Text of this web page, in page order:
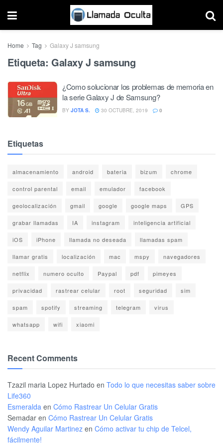
Home Tag Galaxy J samsung
Etiqueta: Galaxy J samsung
¿Como solucionar los problemas de memoria en
la serie Galaxy J de Samsung?
BY JOTA S. 30 OCTUBRE, 2019 0
Etiquetas
almacenamiento android bateria bizum chrome
control parental email emulador facebook
geolocalización gmail google google maps GPS
grabar llamadas IA instagram inteligencia artificial
iOS iPhone llamada no deseada llamadas spam
llamar gratis localización mac mspy navegadores
netflix numero oculto Paypal pdf pimeyes
privacidad rastrear celular root seguridad sim
spam spotify streaming telegram virus
whatsapp wifi xiaomi
Recent Comments
Tzazil maria Lopez Hurtado en Todo lo que necesitas saber sobre
Life360
Esmeralda en Cómo Rastrear Un Celular Gratis
Semadar en Cómo Rastrear Un Celular Gratis
Wendy Aguilar Martinez en Cómo activar tu chip de Telcel,
fácilmente!